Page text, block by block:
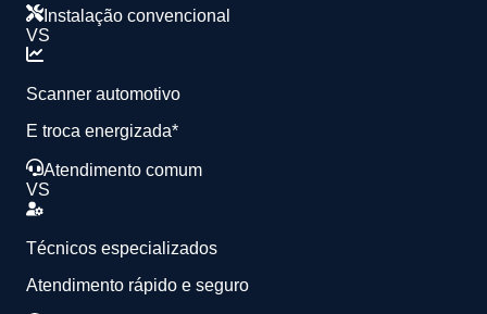
Instalação convencional
VS
Scanner automotivo
E troca energizada*
Atendimento comum
VS
Técnicos especializados
Atendimento rápido e seguro